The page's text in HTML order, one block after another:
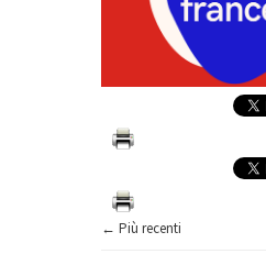
← Più recenti